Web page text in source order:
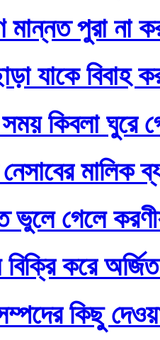
মান্নত পুরা না
যাকে
সময় কিবলা ঘুরে
মালিক
ভুলে গেলে
করে
কিছু